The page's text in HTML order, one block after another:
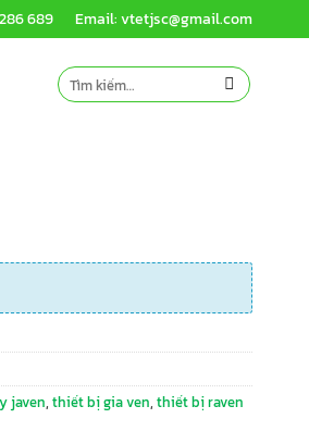
689 Email: vtetjsc@gmail.com
Tìm
kiếm:
javen,thiết bị gia ven,thiết bị raven